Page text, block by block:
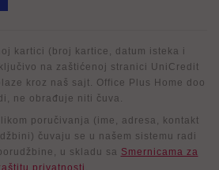
kartici (broj kartice, datum isteka i
na zaštićenoj stranici UniCredit
kroz naš sajt. Office Plus Home doo
ne obrađuje niti čuva.
poručivanja (ime, adresa, kontakt
čuvaju se u našem sistemu radi
u skladu sa Smernicama za
privatnosti